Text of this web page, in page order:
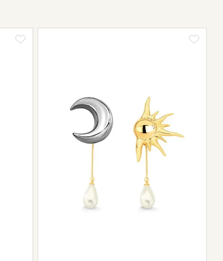
e sobre o prazo de retorno, que pode variar conforme